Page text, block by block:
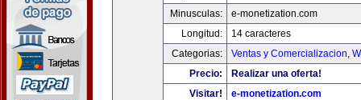
Minusculas:
e-monetization.com
Longitud:
14 caracteres
Categorias:
Ventas y Comercializacion,
Precio:
Realizar una oferta!
Visitar!
e-monetization.com